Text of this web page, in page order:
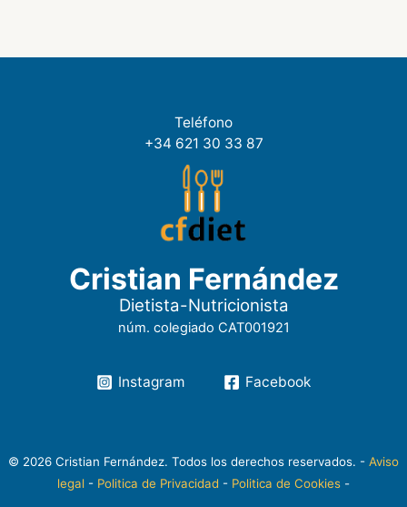
Teléfono
+34 621 30 33 87
Cristian Fernández
Dietista-Nutricionista
núm. colegiado CAT001921
Instagram Facebook
© 2026 Cristian Fernández. Todos los derechos reservados. - Aviso
legal - Politica de Privacidad - Politica de Cookies -